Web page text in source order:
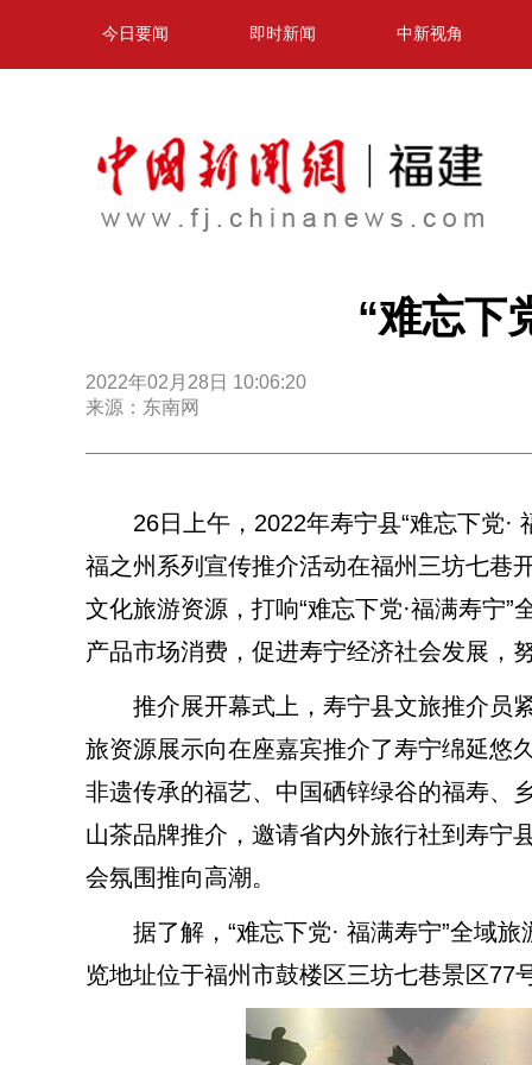
今日要闻 即时新闻 中新视角
“难忘下
2022年02月28日 10:06:20
来源：东南网
26日上午，2022年寿宁县“难忘下党·
福之州系列宣传推介活动在福州三坊七巷
文化旅游资源，打响“难忘下党·福满寿宁
产品市场消费，促进寿宁经济社会发展，
推介展开幕式上，寿宁县文旅推介员紧
旅资源展示向在座嘉宾推介了寿宁绵延悠
非遗传承的福艺、中国硒锌绿谷的福寿、
山茶品牌推介，邀请省内外旅行社到寿宁
会氛围推向高潮。
据了解，“难忘下党· 福满寿宁”全域旅
览地址位于福州市鼓楼区三坊七巷景区77